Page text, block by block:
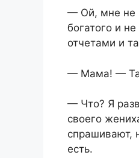
— Ой, мне не
богатого и
отчетами и
— Мама! —
— Что? Я
своего
спрашивают,
есть.